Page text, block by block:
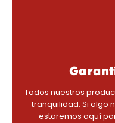
Todos nuestros
tranquilidad. Si algo
estaremos aquí